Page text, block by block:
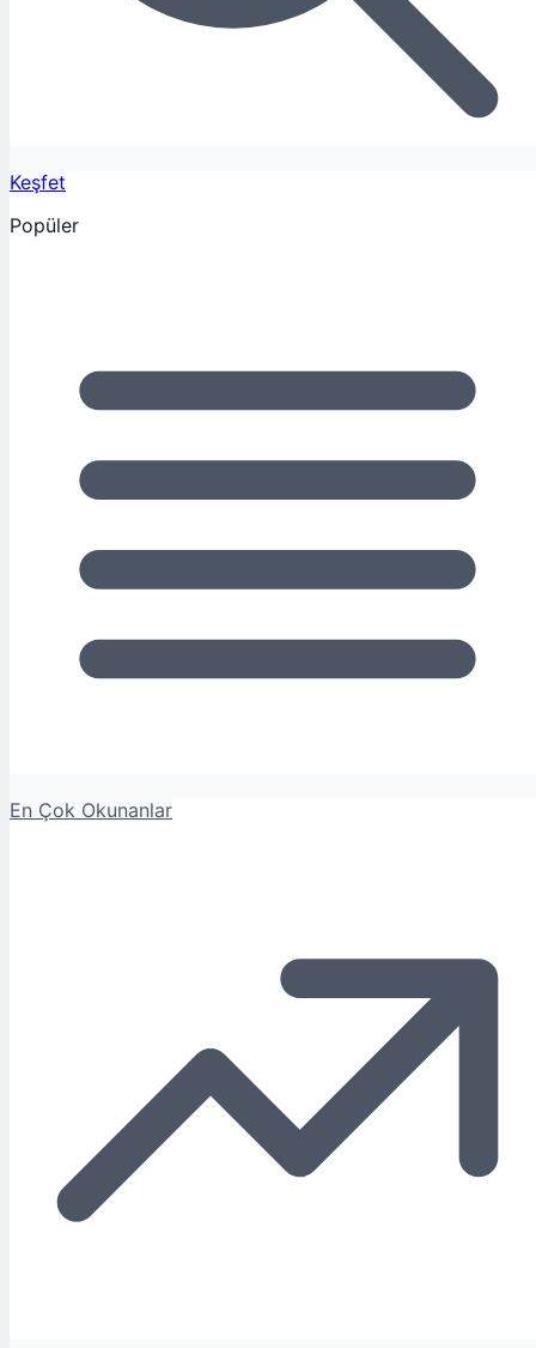
Keşfet
Popüler
En Çok Okunanlar